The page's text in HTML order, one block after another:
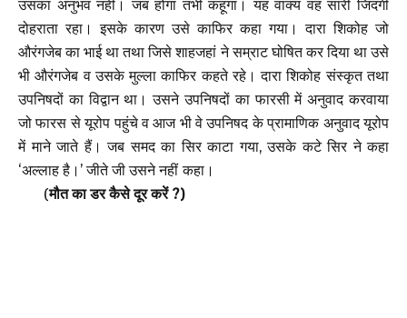
उसका अनुभव नहीं। जब होगा तभी कहूंगा। यह वाक्य वह सारी जिंदगी
दोहराता रहा। इसके कारण उसे काफिर कहा गया। दारा शिकोह जो
औरंगजेब का भाई था तथा जिसे शाहजहां ने सम्राट घोषित कर दिया था उसे
भी औरंगजेब व उसके मुल्ला काफिर कहते रहे। दारा शिकोह संस्कृत तथा
उपनिषदों का विद्वान था। उसने उपनिषदों का फारसी में अनुवाद करवाया
जो फारस से यूरोप पहुंचे व आज भी वे उपनिषद के प्रामाणिक अनुवाद यूरोप
में माने जाते हैं। जब समद का सिर काटा गया, उसके कटे सिर ने कहा
‘अल्लाह है।’ जीते जी उसने नहीं कहा।
(मौत का डर कैसे दूर करें ?)